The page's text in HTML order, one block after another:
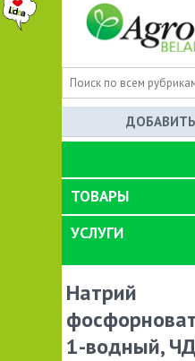
ТОВАРЫ
УСЛУГИ
Натрий
1-водный,